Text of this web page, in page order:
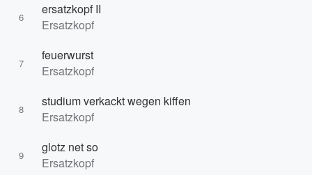
6
ersatzkopf II
Ersatzkopf
7
feuerwurst
Ersatzkopf
8
studium verkackt wegen kiffen
Ersatzkopf
9
glotz net so
Ersatzkopf